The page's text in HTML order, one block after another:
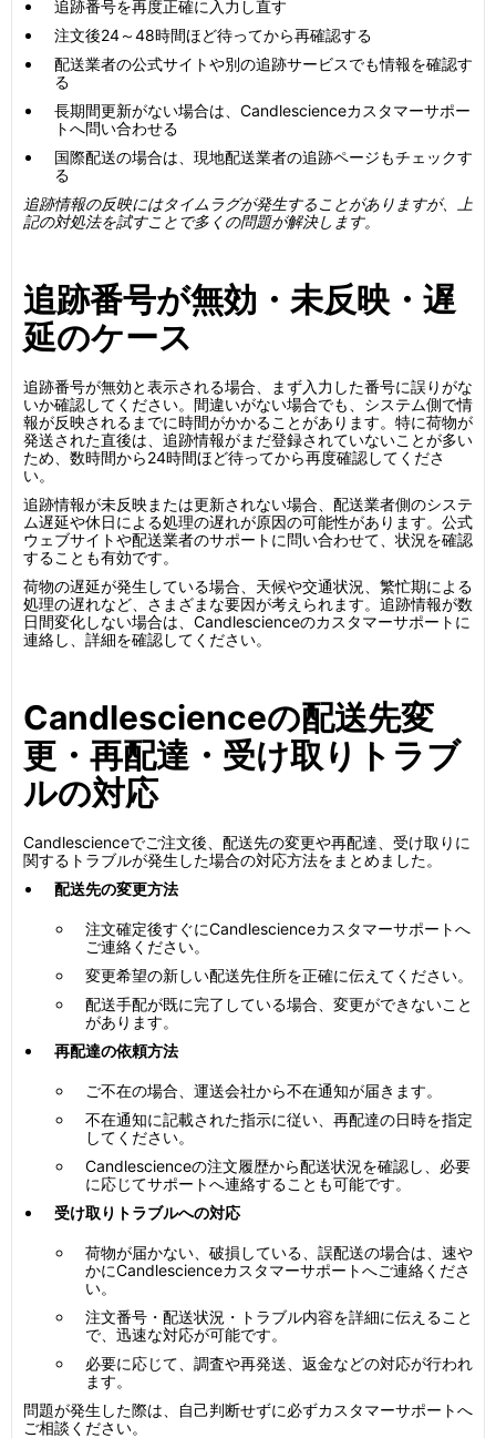
追跡番号を再度正確に入力し直す
注文後24～48時間ほど待ってから再確認する
配送業者の公式サイトや別の追跡サービスでも情報を確認す
る
長期間更新がない場合は、Candlescienceカスタマーサポー
トへ問い合わせる
国際配送の場合は、現地配送業者の追跡ページもチェックす
る
追跡情報の反映にはタイムラグが発生することがありますが、上
記の対処法を試すことで多くの問題が解決します。
追跡番号が無効・未反映・遅
延のケース
追跡番号が無効と表示される場合、まず入力した番号に誤りがな
いか確認してください。間違いがない場合でも、システム側で情
報が反映されるまでに時間がかかることがあります。特に荷物が
発送された直後は、追跡情報がまだ登録されていないことが多い
ため、数時間から24時間ほど待ってから再度確認してくださ
い。
追跡情報が未反映または更新されない場合、配送業者側のシステ
ム遅延や休日による処理の遅れが原因の可能性があります。公式
ウェブサイトや配送業者のサポートに問い合わせて、状況を確認
することも有効です。
荷物の遅延が発生している場合、天候や交通状況、繁忙期による
処理の遅れなど、さまざまな要因が考えられます。追跡情報が数
日間変化しない場合は、Candlescienceのカスタマーサポートに
連絡し、詳細を確認してください。
Candlescienceの配送先変
更・再配達・受け取りトラブ
ルの対応
Candlescienceでご注文後、配送先の変更や再配達、受け取りに
関するトラブルが発生した場合の対応方法をまとめました。
配送先の変更方法
注文確定後すぐにCandlescienceカスタマーサポートへ
ご連絡ください。
変更希望の新しい配送先住所を正確に伝えてください。
配送手配が既に完了している場合、変更ができないこと
があります。
再配達の依頼方法
ご不在の場合、運送会社から不在通知が届きます。
不在通知に記載された指示に従い、再配達の日時を指定
してください。
Candlescienceの注文履歴から配送状況を確認し、必要
に応じてサポートへ連絡することも可能です。
受け取りトラブルへの対応
荷物が届かない、破損している、誤配送の場合は、速や
かにCandlescienceカスタマーサポートへご連絡くださ
い。
注文番号・配送状況・トラブル内容を詳細に伝えること
で、迅速な対応が可能です。
必要に応じて、調査や再発送、返金などの対応が行われ
ます。
問題が発生した際は、自己判断せずに必ずカスタマーサポートへ
ご相談ください。